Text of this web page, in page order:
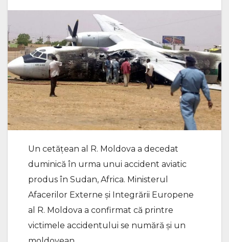
Un cetățean al R. Moldova a decedat
duminică în urma unui accident aviatic
produs în Sudan, Africa. Ministerul
Afacerilor Externe și Integrării Europene
al R. Moldova a confirmat că printre
victimele accidentului se numără și un